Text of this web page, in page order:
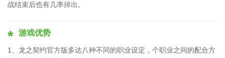
战结束后也有几率掉出。
游戏优势
1、龙之契约官方版多达八种不同的职业设定，个职业之间的配合方